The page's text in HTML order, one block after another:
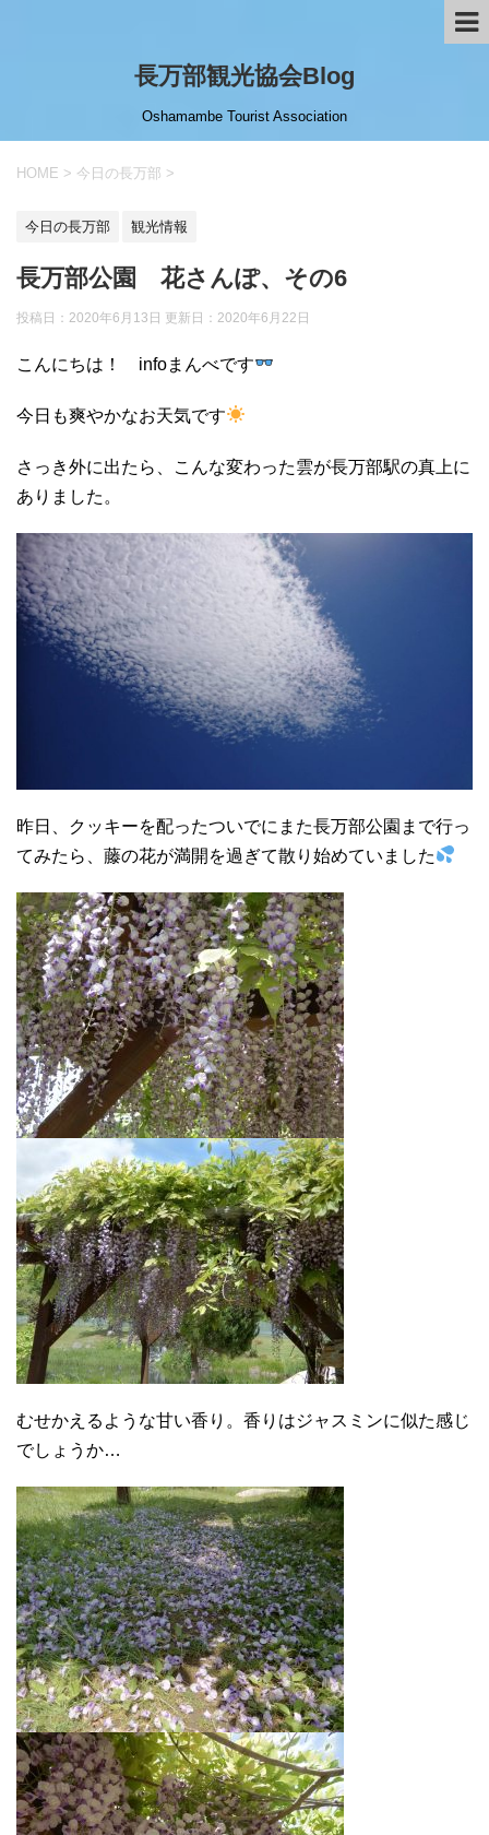
長万部観光協会Blog
Oshamambe Tourist Association
HOME > 今日の長万部 >
今日の長万部 観光情報
長万部公園 花さんぽ、その6
投稿日：2020年6月13日 更新日： 2020年6月22日
こんにちは！ infoまんべです
今日も爽やかなお天気です
さっき外に出たら、こんな変わった雲が長万部駅の真上に
ありました。
昨日、クッキーを配ったついでにまた長万部公園まで行っ
てみたら、藤の花が満開を過ぎて散り始めていました
むせかえるような甘い香り。香りはジャスミンに似た感じ
でしょうか…